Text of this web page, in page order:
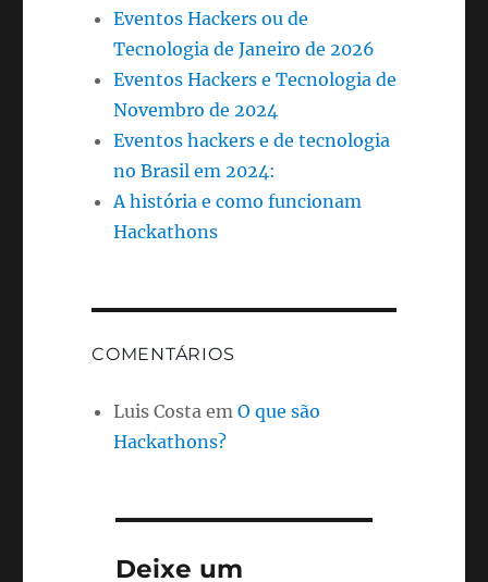
Eventos Hackers ou de
Tecnologia de Janeiro de 2026
Eventos Hackers e Tecnologia de
Novembro de 2024
Eventos hackers e de tecnologia
no Brasil em 2024:
A história e como funcionam
Hackathons
COMENTÁRIOS
Luis Costa em O que são
Hackathons?
Deixe um